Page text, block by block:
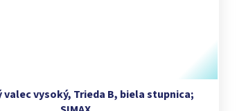
valec vysoký, Trieda B, biela stupnica;